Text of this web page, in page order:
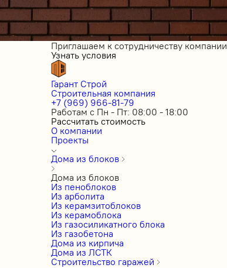
Приглашаем к сотрудничеству
Узнать условия
Гарант Строй
Строительная компания
+7 (969) 966-81-79
Работам с Пн - Пт: 08:00 - 18:00
Рассчитать стоимость
О компании
Проекты
Дома из блоков
Дома из блоков
Из пеноблоков
Из арболита
Из керамзитоблоков
Из керамоблока
Из газосиликатного блока
Из газобетона
Дома из кирпича
Дома из ЛСТК
Строительство гаражей